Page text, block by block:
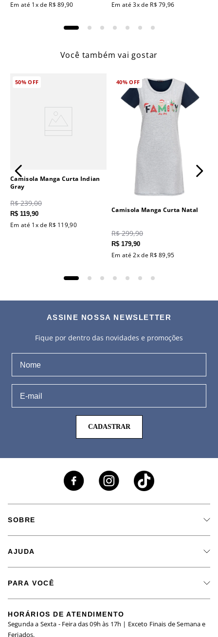
Em até 1x de R$ 89,90 Em até3x de R$ 79,96
Você também vai gostar
50%OFF
Camisola Manga Curta Indian
Gray
R$ 239,00
R$ 119,90
Em até 1x de R$ 119,90
40%OFF
Camisola Manga Curta Natal
R$ 299,90
R$ 179,90
Em até2x de R$ 89,95
ASSINE NOSSA NEWSLETTER
Fique por dentro das novidades e promoções
CADASTRAR
SOBRE
Seja um Revendedor
Igualdade Salarial
AJUDA
Minha Conta
PARA VOCÊ
Maternidade
HORÁRIOS DE ATENDIMENTO
Segunda a Sexta - Feira das 09h às 17h | Exceto Finais de Semana e
Feriados.